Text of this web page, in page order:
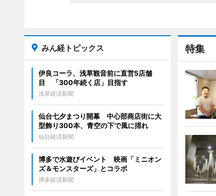
特集
みん経トピックス
伊良コーラ、浅草観音前に直営5店舗
目 「300年続く店」目指す
浅草経済新聞
仙台七夕まつり開幕 中心部商店街に大
型飾り300本、青空の下で風に揺れ
仙台経済新聞
博多で水遊びイベント 映画「ミニオン
ズ＆モンスターズ」とコラボ
博多経済新聞